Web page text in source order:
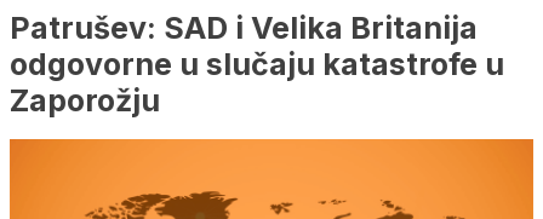
Patrušev: SAD i Velika Britanija
odgovorne u slučaju katastrofe u
Zaporožju